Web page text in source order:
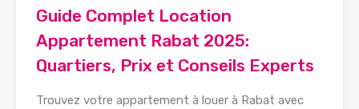
Guide Complet Location
Appartement Rabat 2025:
Quartiers, Prix et Conseils Experts
Trouvez votre appartement à louer à Rabat avec